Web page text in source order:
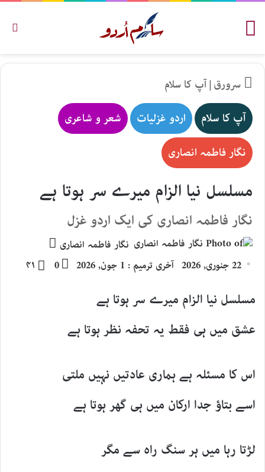
سرورق|آپ کا سلام
آپ کا سلام اردو غزلیات شعر و شاعری
نگار فاطمہ انصاری
مسلسل نیا الزام میرے سر ہوتا ہے
نگار فاطمہ انصاری کی ایک اردو غزل
نگار فاطمہ انصاری
an
email
22 جنوری, 2026 آخری ترمیم : 1 جون, 2026 0 ۴۱
مسلسل نیا الزام میرے سر ہوتا ہے
عشق میں ہی فقط یہ تحفہ نظر ہوتا ہے
اس کا مسئلہ ہے ہماری عادتیں نہیں ملتی
اسے بتاؤ جدا ارکان میں ہی گھر ہوتا ہے
لڑتا رہا میں ہر سنگ راہ سے مگر